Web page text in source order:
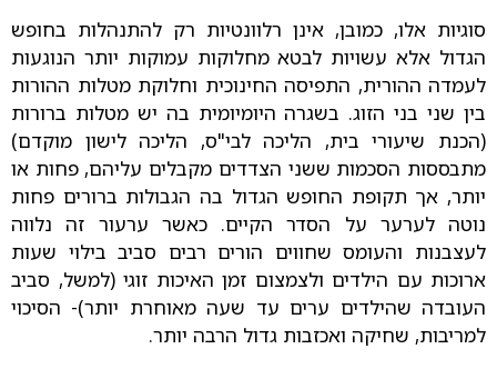
סוגיות אלו, כמובן, אינן רלוונטיות רק להתנהלות בחופש
הגדול אלא עשויות לבטא מחלוקות עמוקות יותר הנוגעות
לעמדה ההורית, התפיסה החינוכית וחלוקת מטלות ההורות
בין שני בני הזוג. בשגרה היומיומית בה יש מטלות ברורות
(הכנת שיעורי בית, הליכה לבי"ס, הליכה לישון מוקדם)
מתבססות הסכמות ששני הצדדים מקבלים עליהם, פחות או
יותר, אך תקופת החופש הגדול בה הגבולות ברורים פחות
נוטה לערער על הסדר הקיים. כאשר ערעור זה נלווה
לעצבנות והעומס שחווים הורים רבים סביב בילוי שעות
ארוכות עם הילדים ולצמצום זמן האיכות זוגי (למשל, סביב
העובדה שהילדים ערים עד שעה מאוחרת יותר)- הסיכוי
למריבות, שחיקה ואכזבות גדול הרבה יותר.